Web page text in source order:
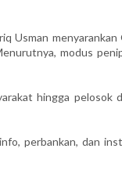
Usman menyarankan
modus
hingga pelosok
perbankan, dan